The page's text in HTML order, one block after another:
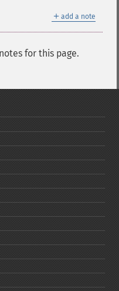
＋ add a note
for this page.